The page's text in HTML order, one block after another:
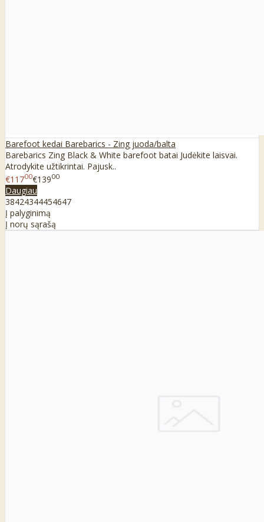
Barefoot kedai Barebarics - Zing juoda/balta
Barebarics Zing Black & White barefoot batai Judėkite laisvai.
Atrodykite užtikrintai. Pajusk..
€11700€13900
Daugiau
38424344454647
Į palyginimą
Į norų sąrašą